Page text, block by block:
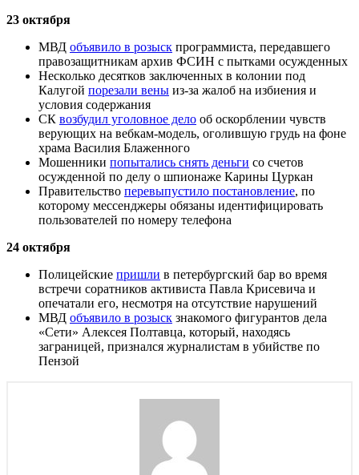
23 октября
МВД объявило в розыск программиста, передавшего
правозащитникам архив ФСИН с пытками осужденных
Несколько десятков заключенных в колонии под
Калугой порезали вены из‑за жалоб на избиения и
условия содержания
СК возбудил уголовное дело об оскорблении чувств
верующих на вебкам-модель, оголившую грудь на фоне
храма Василия Блаженного
Мошенники попытались снять деньги со счетов
осужденной по делу о шпионаже Карины Цуркан
Правительство перевыпустило постановление, по
которому мессенджеры обязаны идентифицировать
пользователей по номеру телефона
24 октября
Полицейские пришли в петербургский бар во время
встречи соратников активиста Павла Крисевича и
опечатали его, несмотря на отсутствие нарушений
МВД объявило в розыск знакомого фигурантов дела
«Сети» Алексея Полтавца, который, находясь
заграницей, признался журналистам в убийстве по
Пензой